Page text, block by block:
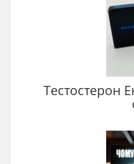
Тестостерон